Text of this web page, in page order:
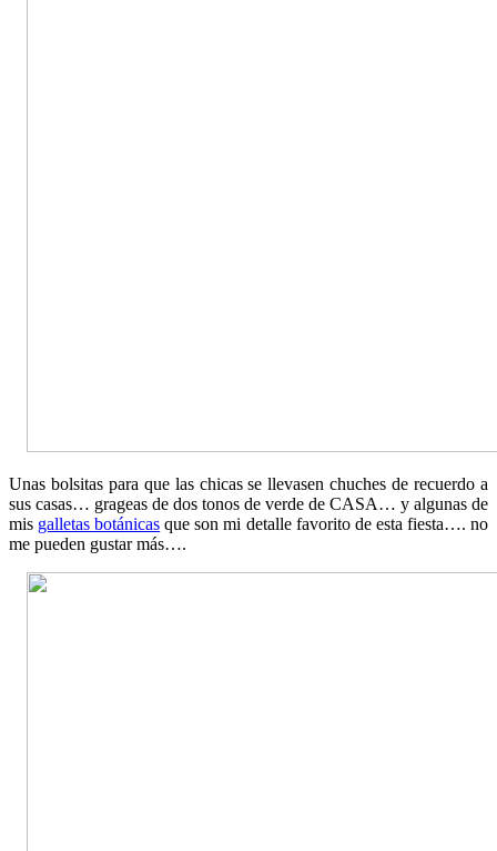
Unas bolsitas para que las chicas se llevasen chuches de recuerdo a
sus casas… grageas de dos tonos de verde de CASA… y algunas de
mis galletas botánicas que son mi detalle favorito de esta fiesta…. no
me pueden gustar más….